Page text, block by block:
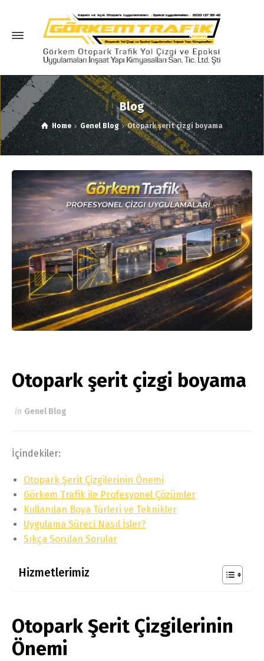
Blog
Home Genel Blog Otopark şerit çizgi boyama
Otopark şerit çizgi boyama
in Genel Blog
İçindekiler:
Otopark Şerit Çizgilerinin Önemi
Görkem Trafik ile Profesyonel Çözümler
Kullanılan Boya Türleri ve Teknikler
Uygulama Süreci Nasıl İşler?
Sıkça Sorulan Sorular
Hizmetlerimiz
Otopark Şerit Çizgilerinin
Önemi